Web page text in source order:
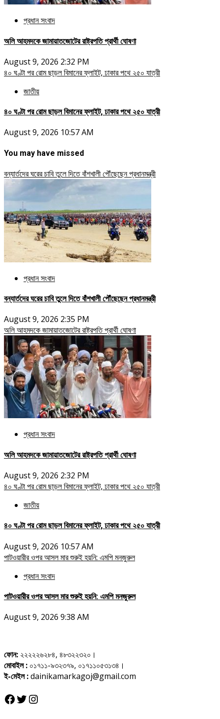
প্রধান সংবাদ
অলি আহমদকে জামায়াতজোটের রাষ্ট্রপতি প্রার্থী ঘোষণা
August 9, 2026 2:32 PM
৪০ ঘণ্টা পর রোম ছাড়ল বিমানের ফ্লাইট, ঢাকার পথে ২৫০ যাত্রী
জাতীয়
৪০ ঘণ্টা পর রোম ছাড়ল বিমানের ফ্লাইট, ঢাকার পথে ২৫০ যাত্রী
August 9, 2026 10:57 AM
You may have missed
বন্যার্তদের ঘরের চাবি তুলে দিতে বাঁশখালী পৌঁছেছেন প্রধানমন্ত্রী
প্রধান সংবাদ
বন্যার্তদের ঘরের চাবি তুলে দিতে বাঁশখালী পৌঁছেছেন প্রধানমন্ত্রী
August 9, 2026 2:35 PM
অলি আহমদকে জামায়াতজোটের রাষ্ট্রপতি প্রার্থী ঘোষণা
প্রধান সংবাদ
অলি আহমদকে জামায়াতজোটের রাষ্ট্রপতি প্রার্থী ঘোষণা
August 9, 2026 2:32 PM
৪০ ঘণ্টা পর রোম ছাড়ল বিমানের ফ্লাইট, ঢাকার পথে ২৫০ যাত্রী
জাতীয়
৪০ ঘণ্টা পর রোম ছাড়ল বিমানের ফ্লাইট, ঢাকার পথে ২৫০ যাত্রী
August 9, 2026 10:57 AM
পাটওয়ারীর ওপর আসল মার শুরুই হয়নি: এমপি মনজুরুল
প্রধান সংবাদ
পাটওয়ারীর ওপর আসল মার শুরুই হয়নি: এমপি মনজুরুল
August 9, 2026 9:38 AM
ফোন: ২২২২২৬২৮৪, ৪৮৩২২৩২০।
মোবাইল : ০১৭১১-৯৩২৩৭৯, ০১৭১১০৫৩১৩৪।
ই-মেইল :dainikamarkagoj@gmail.com
Facebook
Twitter
Instagram